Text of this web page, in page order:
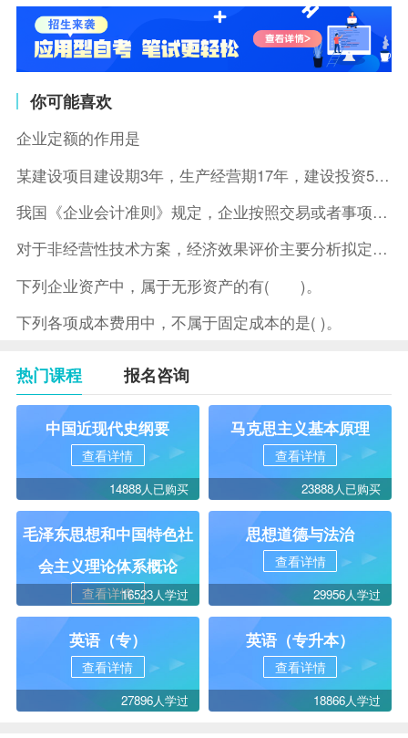
你可能喜欢
企业定额的作用是
某建设项目建设期3年，生产经营期17年，建设投资5500万元
我国《企业会计准则》规定，企业按照交易或者事项的经济特征确定
对于非经营性技术方案，经济效果评价主要分析拟定方案的( )。
下列企业资产中，属于无形资产的有( )。
下列各项成本费用中，不属于固定成本的是( )。
热门课程 报名咨询
中国近现代史纲要
查看详情
14888人已购买
马克思主义基本原理
查看详情
23888人已购买
毛泽东思想和中国特色社
会主义理论体系概论
查看详情16523人学过
思想道德与法治
查看详情
29956人学过
英语（专）
查看详情
27896人学过
英语（专升本）
查看详情
18866人学过